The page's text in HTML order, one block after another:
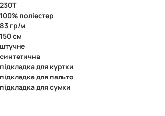
230Т
100% поліестер
83 гр/м
150 см
штучне
синтетична
підкладка для куртки
підкладка для пальто
підкладка для сумки